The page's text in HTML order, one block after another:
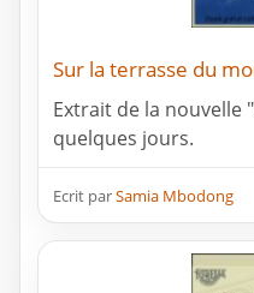
Sur la terrasse du
Extrait de la nouvelle
quelques jours.
Ecrit parSamia Mbodong